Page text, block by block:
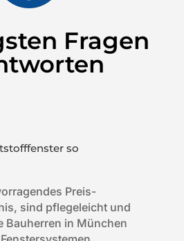
Fragen
so
Preis-
sind pflegeleicht und
Bauherren in München